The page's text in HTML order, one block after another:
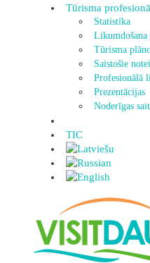
Tūrisma
Statistika
Tūrisma
Saistošie
Profesionālā
Prezentācijas
Noderīgas
TIC